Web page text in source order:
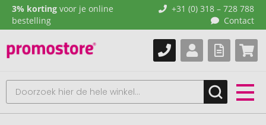
3% korting voor je online
bestelling
+31 (0) 318 – 728 788
Contact